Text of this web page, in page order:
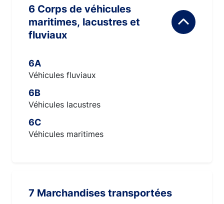
6 Corps de véhicules
maritimes, lacustres et
fluviaux
6A
Véhicules fluviaux
6B
Véhicules lacustres
6C
Véhicules maritimes
7 Marchandises transportées